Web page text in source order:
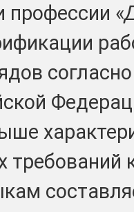
профессии «
требований